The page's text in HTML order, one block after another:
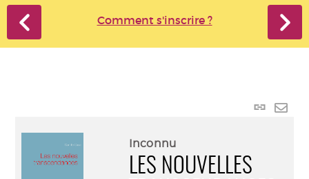
Comment s'inscrire ?
Lien
Inconnu
LES NOUVELLES